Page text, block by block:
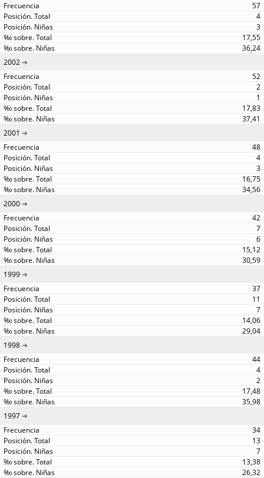
57
4
3
17,55
36,24
2002
52
2
1
17,83
37,41
2001
48
4
3
16,75
34,56
2000
42
7
6
15,12
30,59
1999
37
11
7
14,06
29,04
1998
44
4
2
17,48
35,98
1997
34
13
7
13,38
26,32